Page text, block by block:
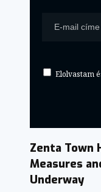
Elolvastam
Zenta Town
Measures
Underway